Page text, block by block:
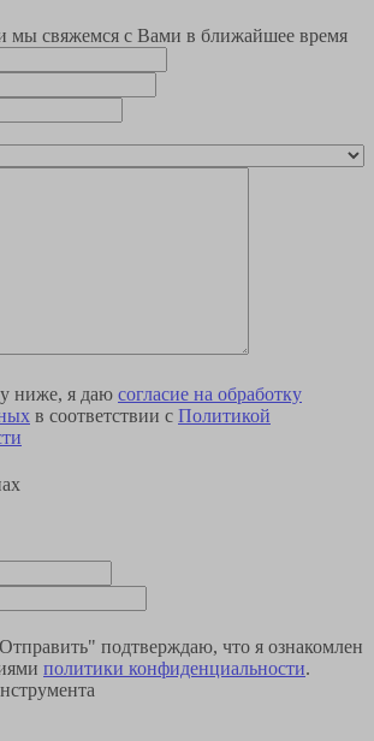
мы свяжемся с Вами в ближайшее время
ниже, я даю согласие на обработку
в соответствии с Политикой
подтверждаю, что я ознакомлен
политики конфиденциальности.